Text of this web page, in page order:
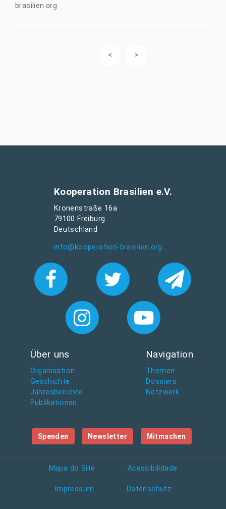
brasilien.org
Kooperation Brasilien e.V.
Kronenstraße 16a
79100 Freiburg
Deutschland
info@kooperation-brasilien.org
Über uns
Organisation
Geschichte
Jahresberichte
Publikationen
Navigation
Themen
Dossiers
Netzwerk
Spenden Newsletter Mitmachen
Mapa do Site Acessibilidade
Impressum Datenschutz